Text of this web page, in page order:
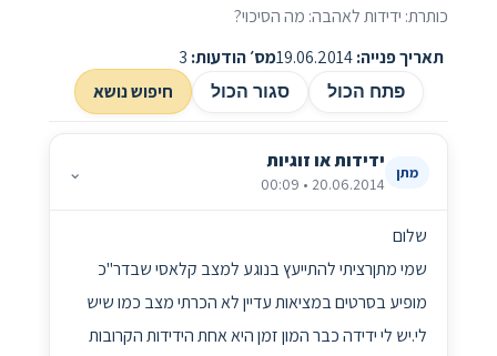
כותרת: ידידות לאהבה: מה הסיכוי?
תאריך פנייה:
מס׳ הודעות:
פתח הכול סגור הכול חיפוש נושא
מתן ידידות או זוגיות
20.06.2014 • 00:09
⌄
שלום
שמי מתןרציתי להתייעץ בנוגע למצב קלאסי שבדר"כ
מופיע בסרטים במציאות עדיין לא הכרתי מצב כמו שיש
לי.יש לי ידידה כבר המון זמן היא אחת הידידות הקרובות